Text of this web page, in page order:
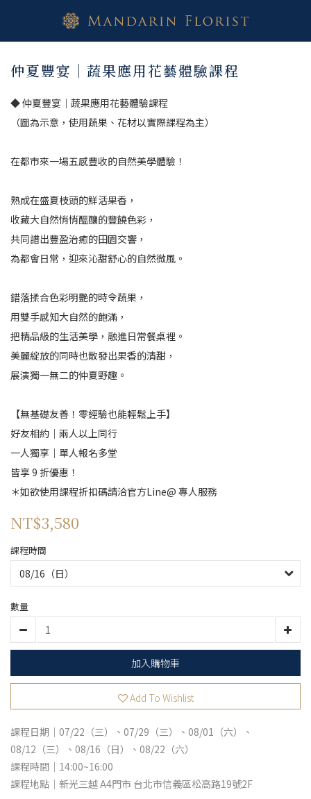
仲夏豐宴｜蔬果應用花藝體驗課程
◆ 仲夏豐宴｜蔬果應用花藝體驗課程
（圖為示意，使用蔬果、花材以實際課程為主）
在都市來一場五感豐收的自然美學體驗！
熟成在盛夏枝頭的鮮活果香，
收藏大自然悄悄醞釀的豐饒色彩，
共同譜出豐盈治癒的田園交響，
為都會日常，迎來沁甜舒心的自然微風。
錯落揉合色彩明艷的時令蔬果，
用雙手感知大自然的飽滿，
把精品級的生活美學，融進日常餐桌裡。
美麗綻放的同時也散發出果香的清甜，
展演獨一無二的仲夏野趣。
【無基礎友善！零經驗也能輕鬆上手】
好友相約｜兩人以上同行
一人獨享｜單人報名多堂
皆享 9 折優惠！
＊如欲使用課程折扣碼請洽官方Line@ 專人服務
NT$3,580
課程時間
數量
加入購物車
Add To Wishlist
課程日期｜07/22（三）、07/29（三）、08/01（六）、
08/12（三）、08/16（日）、08/22（六）
課程時間｜14:00~16:00
課程地點｜新光三越 A4門市 台北市信義區松高路19號2F